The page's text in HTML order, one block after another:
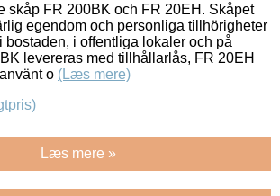
skåp FR 200BK och FR 20EH. Skåpet
egendom och personliga tillhörigheter
bostaden, i offentliga lokaler och på
levereras med tillhållarlås, FR 20EH
o (Læs mere)
Læs mere »